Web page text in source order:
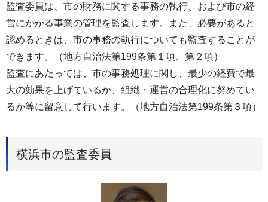
監査委員は、市の財務に関する事務の執行、および市の経
営にかかる事業の管理を監査します。また、必要があると
認めるときは、市の事務の執行についても監査することが
できます。（地方自治法第199条第１項、第２項）
監査にあたっては、市の事務処理に関し、最少の経費で最
大の効果を上げているか、組織・運営の合理化に努めてい
るか等に留意して行います。（地方自治法第199条第３項）
横浜市の監査委員